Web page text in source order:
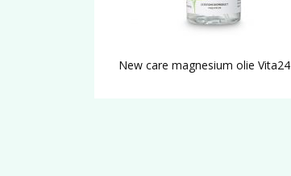
New care magnesium olie Vita24